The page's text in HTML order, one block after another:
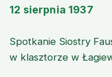
12 sierpnia 1937
Spotkanie Siostry
w klasztorze w